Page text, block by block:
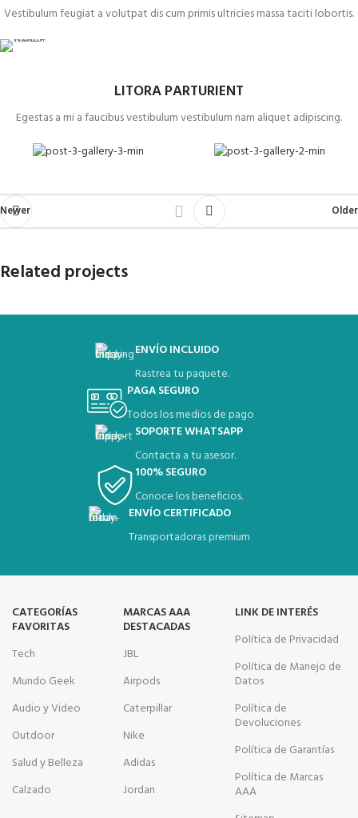
Vestibulum feugiat a volutpat dis cum primis ultricies massa taciti lobortis.
LITORA PARTURIENT
Egestas a mi a faucibus vestibulum vestibulum nam aliquet adipiscing.
Newer Older
Related projects
Furniture
A lacus bibendum pulvinarENVÍO INCLUIDO
Rastrea tu paquete.
PAGA SEGURO
Todos los medios de pago
SOPORTE WHATSAPP
Contacta a tu asesor.
100% SEGURO
Conoce los beneficios.
ENVÍO CERTIFICADO
Transportadoras premium
CATEGORÍAS
FAVORITAS
Tech
Mundo Geek
Audio y Video
Outdoor
Salud y Belleza
Calzado
MARCAS AAA
DESTACADAS
JBL
Airpods
Caterpillar
Nike
Adidas
Jordan
LINK DE INTERÉS
Política de Privacidad
Política de Manejo de
Datos
Política de
Devoluciones
Política de Garantías
Política de Marcas
AAA